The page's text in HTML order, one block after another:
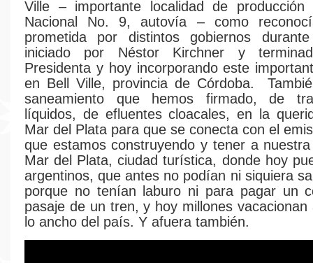
Ville – importante localidad de
Nacional No. 9, autovía – como
prometida por distintos gobiernos
iniciado por Néstor Kirchner y
Presidenta y hoy incorporando este
en Bell Ville, provincia de Córdoba.
saneamiento que hemos firmado, de
líquidos, de efluentes cloacales, en la
Mar del Plata para que se conecta con el
que estamos construyendo y tener a
Mar del Plata, ciudad turística, donde hoy
argentinos, que antes no podían ni siquiera
porque no tenían laburo ni para pagar un
pasaje de un tren, y hoy millones
lo ancho del país. Y afuera también.